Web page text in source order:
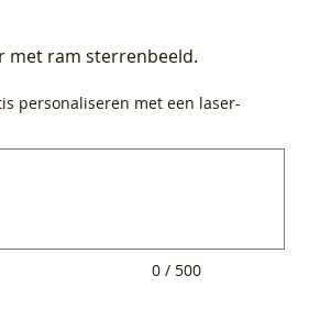
met ram sterrenbeeld.
personaliseren met een laser-
0 / 500